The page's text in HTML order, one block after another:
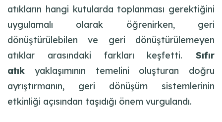
atıkların hangi kutularda toplanması gerektiğini
uygulamalı olarak öğrenirken, geri
dönüştürülebilen ve geri dönüştürülemeyen
atıklar arasındaki farkları keşfetti.
Sıfır
atık yaklaşımının temelini oluşturan doğru
ayrıştırmanın, geri dönüşüm sistemlerinin
etkinliği açısından taşıdığı önem vurgulandı.